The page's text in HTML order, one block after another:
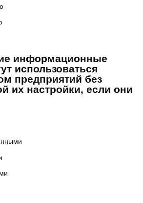
информационные
использоваться
предприятий без
их настройки, если они